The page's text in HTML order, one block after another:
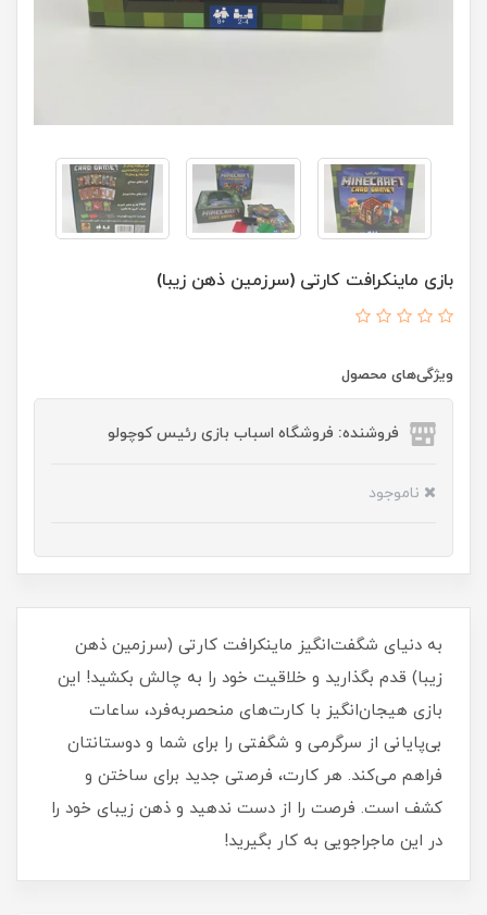
بازی ماینکرافت کارتی (سرزمین ذهن زیبا)
ویژگی‌های محصول
فروشنده: فروشگاه اسباب بازی رئیس کوچولو
ناموجود
به دنیای شگفت‌انگیز ماینکرافت کارتی (سرزمین ذهن
زیبا) قدم بگذارید و خلاقیت خود را به چالش بکشید! این
بازی هیجان‌انگیز با کارت‌های منحصر‌به‌فرد، ساعات
بی‌پایانی از سرگرمی و شگفتی را برای شما و دوستانتان
فراهم می‌کند. هر کارت، فرصتی جدید برای ساختن و
کشف است. فرصت را از دست ندهید و ذهن زیبای خود را
در این ماجراجویی به کار بگیرید!